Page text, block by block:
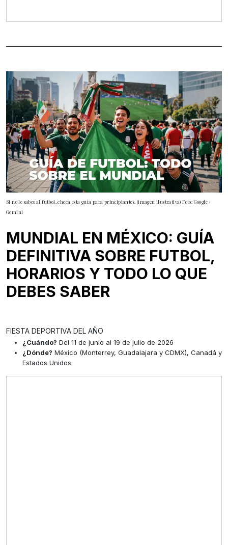
Si no le sabes al futbol, checa esta guía para principiantes. (imagen ilustrativa) Foto: Google /
Gemini
MUNDIAL EN MÉXICO: GUÍA
DEFINITIVA SOBRE FUTBOL,
HORARIOS Y TODO LO QUE
DEBES SABER
FIESTA DEPORTIVA DEL AÑO
¿Cuándo? Del 11 de junio al 19 de julio de 2026
¿Dónde? México (Monterrey, Guadalajara y CDMX), Canadá y
Estados Unidos